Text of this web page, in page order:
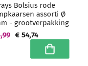
Bolsius rode
assorti Ø
- grootverpakking
€ 54,74
In